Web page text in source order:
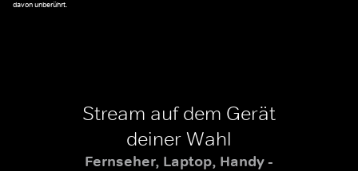
davon unberührt.
Stream auf dem Gerät
deiner Wahl
Fernseher, Laptop, Handy -